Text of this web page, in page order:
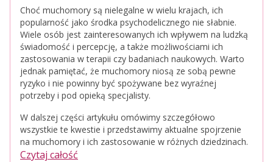
Choć muchomory są nielegalne w wielu krajach, ich
popularność jako środka psychodelicznego nie słabnie.
Wiele osób jest zainteresowanych ich wpływem na ludzką
świadomość i percepcję, a także możliwościami ich
zastosowania w terapii czy badaniach naukowych. Warto
jednak pamiętać, że muchomory niosą ze sobą pewne
ryzyko i nie powinny być spożywane bez wyraźnej
potrzeby i pod opieką specjalisty.
W dalszej części artykułu omówimy szczegółowo
wszystkie te kwestie i przedstawimy aktualne spojrzenie
na muchomory i ich zastosowanie w różnych dziedzinach.
Czytaj całość